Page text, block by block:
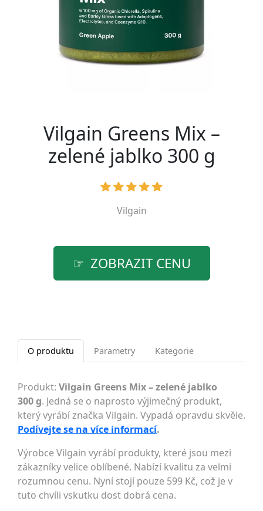
Vilgain Greens Mix –
zelené jablko 300 g
Vilgain
ZOBRAZIT CENU
O produktu Parametry Kategorie
Produkt: Vilgain Greens Mix – zelené jablko
300 g. Jedná se o naprosto výjimečný produkt,
který vyrábí značka Vilgain. Vypadá opravdu skvěle.
Podívejte se na více informací.
Výrobce Vilgain vyrábí produkty, které jsou mezi
zákazníky velice oblíbené. Nabízí kvalitu za velmi
rozumnou cenu. Nyní stojí pouze 599 Kč, což je v
tuto chvíli vskutku dost dobrá cena.